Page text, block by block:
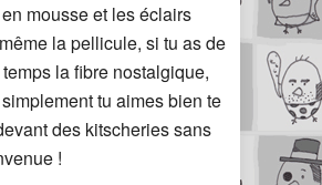
mousse et les éclairs
la pellicule, si tu as de
la fibre nostalgique,
tu aimes bien te
des kitscheries sans
!